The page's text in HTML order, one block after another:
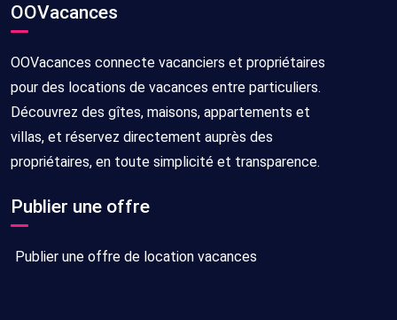
OOVacances
OOVacances connecte vacanciers et propriétaires
pour des locations de vacances entre particuliers.
Découvrez des gîtes, maisons, appartements et
villas, et réservez directement auprès des
propriétaires, en toute simplicité et transparence.
Publier une offre
Publier une offre de location vacances